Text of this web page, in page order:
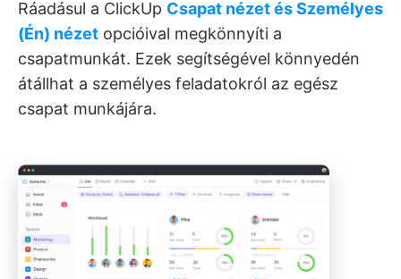
Ráadásul a ClickUp Csapat nézet és Személyes
(Én) nézet opcióival megkönnyíti a
csapatmunkát. Ezek segítségével könnyedén
átállhat a személyes feladatokról az egész
csapat munkájára.